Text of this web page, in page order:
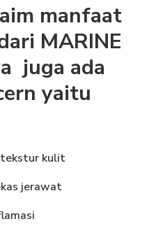
manfaat
MARINE
juga ada
yaitu
tekstur kulit
jerawat